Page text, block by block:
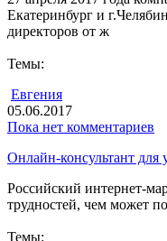
Екатеринбург и
директоров от ж
Темы:
Евгения
05.06.2017
Пока нет комментариев
Онлайн-консультант для
Российский интернет-
трудностей, чем может
Темы: